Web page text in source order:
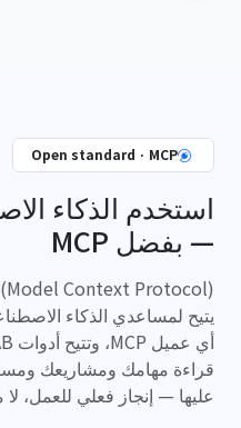
Open standard · MCP
استخدم الذكاء
— بفضل MCP
يتيح لمساعدي الذكاء
قراءة مهامك ومشاريعك
عليها — إنجاز فعلي للعمل،